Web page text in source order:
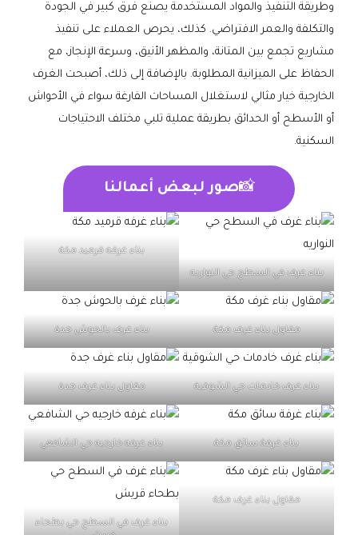
وطريقة التنفيذ والمواد المستخدمة يصنع فرق كبير في الجودة
والتكلفة والعمر الافتراضي. كذلك، يحرص العملاء على تنفيذ
مشاريع تجمع بين المتانة، والمظهر الأنيق، وسرعة الإنجاز، مع
الحفاظ على الميزانية المطلوبة. بالإضافة إلى ذلك، أصبحت الغرف
الخارجية خيار مثالي لاستغلال المساحات الفارغة سواء في الأحواش
أو الأسطح أو الحدائق بطريقة عملية تلبي مختلف الاحتياجات
السكنية.
📸صور لبعض أعمالنا
بناء غرف في السطح حي النواريه
بناء غرفه قرميد مكة
مقاول بناء غرف مكة بناء غرف بالحوش جدة
بناء غرف خادمات حي الشوقية مقاول بناء غرف جدة
بناء غرفة سائق مكة بناء غرفه خارجيه حي الشافعي
مقاول بناء غرف مكة
بناء غرف في السطح حي بطحاء